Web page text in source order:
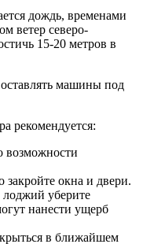
дождь, временами
ветер северо-
15-20 метров в
машины под
рекомендуется:
возможности
закройте окна и двери.
уберите
нанести ущерб
в ближайшем